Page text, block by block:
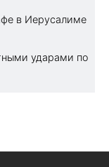
в Иерусалиме
ударами по